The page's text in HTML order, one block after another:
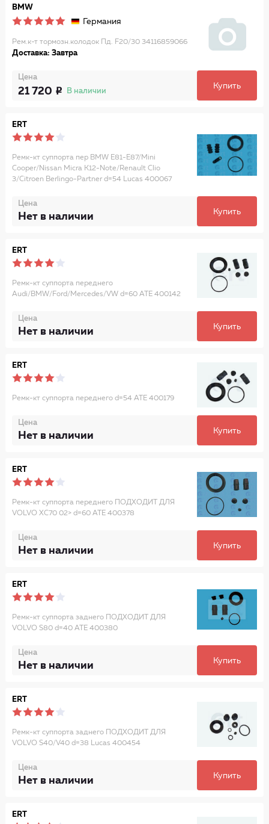
BMW
Германия
Рем.к-т тормозн.колодок Пд. F20/30 34116859066
Доставка: Завтра
Цена
21 720 В наличии
Купить
ERT
Ремк-кт суппорта пер BMW E81-E87/Mini
Cooper/Nissan Micra K12-Note/Renault Clio
3/Citroen Berlingo-Partner d=54 Lucas 400067
Цена
Нет в наличии Купить
ERT
Ремк-кт суппорта переднего
Audi/BMW/Ford/Mercedes/VW d=60 ATE 400142
Цена
Нет в наличии Купить
ERT
Ремк-кт суппорта переднего d=54 ATE 400179
Цена
Нет в наличии Купить
ERT
Ремк-кт суппорта переднего ПОДХОДИТ ДЛЯ
VOLVO XC70 02> d=60 ATE 400378
Цена
Нет в наличии Купить
ERT
Ремк-кт суппорта заднего ПОДХОДИТ ДЛЯ
VOLVO S80 d=40 ATE 400380
Цена
Нет в наличии Купить
ERT
Ремк-кт суппорта заднего ПОДХОДИТ ДЛЯ
VOLVO S40/V40 d=38 Lucas 400454
Цена
Нет в наличии Купить
ERT